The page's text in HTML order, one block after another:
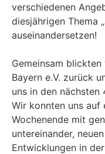
verschiedenen
diesjährigen Thema
auseinandersetzen!
Gemeinsam
Bayern e.V. zurück
uns in den
Wir konnten uns auf
Wochenende mit
untereinander,
Entwicklungen in